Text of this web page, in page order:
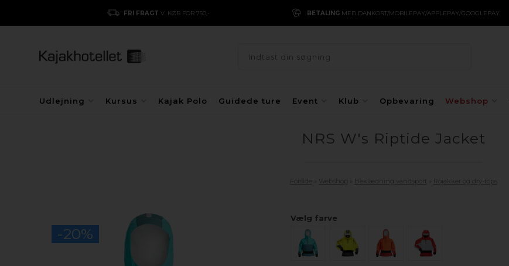
FRI FRAGT V. KØB FOR 750,- BETALING MED DANKORT/MOBILEPAY/APPLEPAY/GOOGLEPAY
Udlejning Kursus Kajak Polo Guidede ture Event Klub Opbevaring Webshop
NRS W's Riptide Jacket
-20%
Vælg farve